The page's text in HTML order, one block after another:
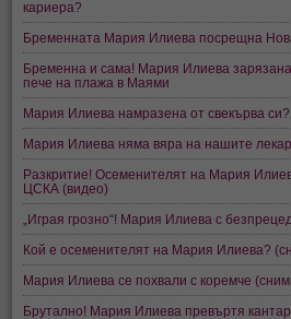
кариера?
Бременната Мария Илиева посрещна
Бременна и сама! Мария Илиева
пече на плажа в Маями
Мария Илиева намразена от свекърва си?
Мария Илиева няма вяра на нашите
Разкритие! Осеменителят на Мария
ЦСКА (видео)
„Играя грозно“! Мария Илиева с
Кой е осеменителят на Мария Илиева?
Мария Илиева се похвали с коремче
Брутално! Мария Илиева превъртя